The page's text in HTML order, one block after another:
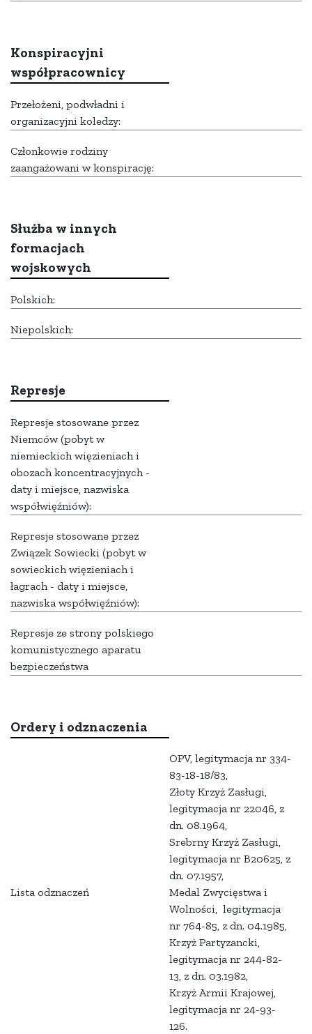
Konspiracyjni
współpracownicy
Przełożeni, podwładni i
organizacyjni koledzy:
Członkowie rodziny
zaangażowani w konspirację:
Służba w innych
formacjach
wojskowych
Polskich:
Niepolskich:
Represje
Represje stosowane przez
Niemców (pobyt w
niemieckich więzieniach i
obozach koncentracyjnych -
daty i miejsce, nazwiska
współwięźniów):
Represje stosowane przez
Związek Sowiecki (pobyt w
sowieckich więzieniach i
łagrach - daty i miejsce,
nazwiska współwięźniów):
Represje ze strony polskiego
komunistycznego aparatu
bezpieczeństwa
Ordery i odznaczenia
Lista odznaczeń
OPV, legitymacja nr 334-
83-18-18/83,
Złoty Krzyż Zasługi,
legitymacja nr 22046, z
dn. 08.1964,
Srebrny Krzyż Zasługi,
legitymacja nr B20625, z
dn. 07.1957,
Medal Zwycięstwa i
Wolności, legitymacja
nr 764-85, z dn. 04.1985,
Krzyż Partyzancki,
legitymacja nr 244-82-
13, z dn. 03.1982,
Krzyż Armii Krajowej,
legitymacja nr 24-93-
126.